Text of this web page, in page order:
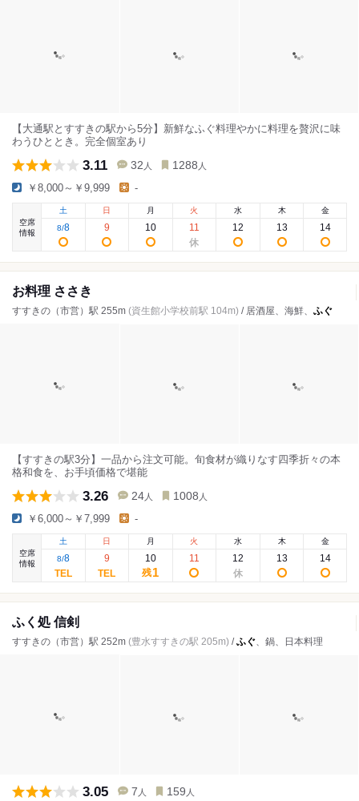
【大通駅とすすきの駅から5分】新鮮なふぐ料理やかに料理を贅沢に味
わうひととき。完全個室あり
3.11 32 人 1288 人
￥8,000～￥9,999 -
空席
情報
土
8/8
日
9
月
10
火
11
水
12
木
13
金
14
お料理 ささき
すすきの（市営）駅 255m (資生館小学校前駅 104m) / 居酒屋、海鮮、 ふぐ
【すすきの駅3分】一品から注文可能。旬食材が織りなす四季折々の本
格和食を、お手頃価格で堪能
3.26 24 人 1008 人
￥6,000～￥7,999 -
空席
情報
土
8/8
日
9
月
10
残1
火
11
水
12
木
13
金
14
ふく処 信剣
すすきの（市営）駅 252m (豊水すすきの駅 205m) /ふぐ、鍋、日本料理
3.05 7 人 159 人